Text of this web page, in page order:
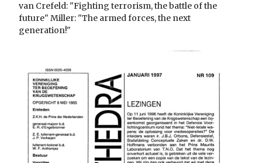
van Crefeld: "Fighting terrorism, the battle of the
future" Miller: "The armed forces, the next
generation!"